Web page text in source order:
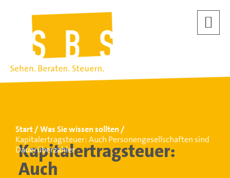
Start
Was Sie wissen sollten
Kapitalertragsteuer: Auch Personengesellschaften sind
Dauerüberzahler
Kapitalertragsteuer:
Auch